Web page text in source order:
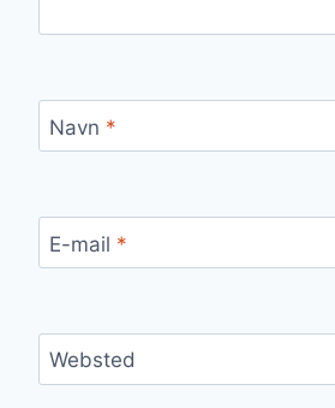
Navn *
E-mail *
Websted